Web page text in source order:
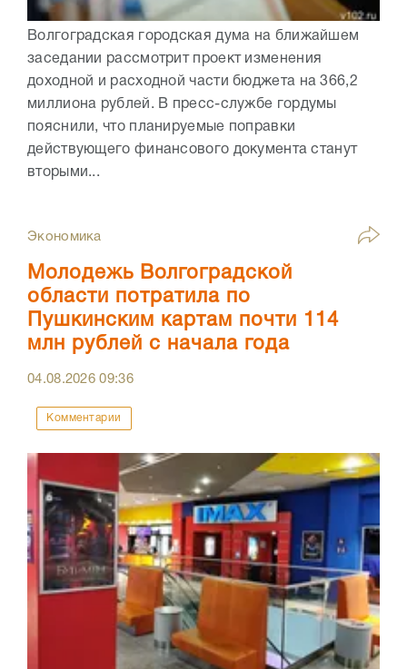
Волгоградская городская дума на ближайшем
заседании рассмотрит проект изменения
доходной и расходной части бюджета на 366,2
миллиона рублей. В пресс-службе гордумы
пояснили, что планируемые поправки
действующего финансового документа станут
вторыми...
Экономика
Молодежь Волгоградской
области потратила по
Пушкинским картам почти 114
млн рублей с начала года
04.08.202609:36
Комментарии